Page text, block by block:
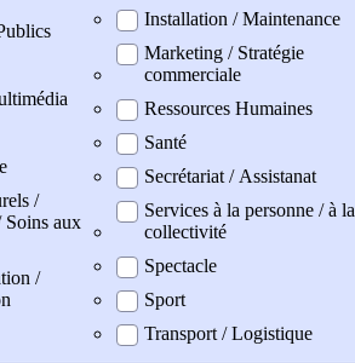
/
Soins aux
/
Installation / Maintenance
Marketing / Stratégie
commerciale
Ressources Humaines
Santé
Secrétariat / Assistanat
Services à la personne / à la
collectivité
Spectacle
Sport
Transport / Logistique